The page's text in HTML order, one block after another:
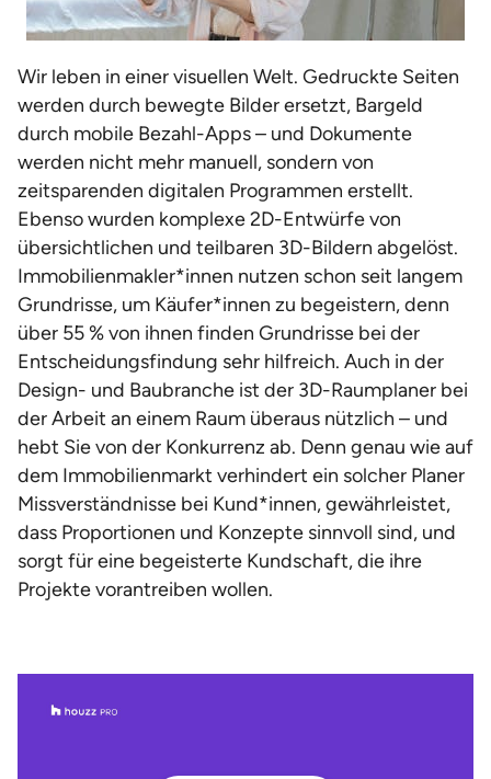
Wir leben in einer visuellen Welt. Gedruckte Seiten
werden durch bewegte Bilder ersetzt, Bargeld
durch mobile Bezahl-Apps – und Dokumente
werden nicht mehr manuell, sondern von
zeitsparenden digitalen Programmen erstellt.
Ebenso wurden komplexe 2D-Entwürfe von
übersichtlichen und teilbaren 3D-Bildern abgelöst.
Immobilienmakler*innen nutzen schon seit langem
Grundrisse, um Käufer*innen zu begeistern, denn
über 55 % von ihnen finden Grundrisse bei der
Entscheidungsfindung sehr hilfreich. Auch in der
Design- und Baubranche ist der 3D-Raumplaner bei
der Arbeit an einem Raum überaus nützlich – und
hebt Sie von der Konkurrenz ab. Denn genau wie auf
dem Immobilienmarkt verhindert ein solcher Planer
Missverständnisse bei Kund*innen, gewährleistet,
dass Proportionen und Konzepte sinnvoll sind, und
sorgt für eine begeisterte Kundschaft, die ihre
Projekte vorantreiben wollen.